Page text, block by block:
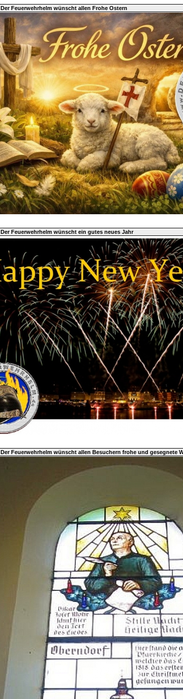
Der Feuerwehrhelm wünscht allen Frohe Ostern
Der Feuerwehrhelm wünscht ein gutes neues Jahr
Der Feuerwehrhelm wünscht allen Besuchern frohe und gesegnete